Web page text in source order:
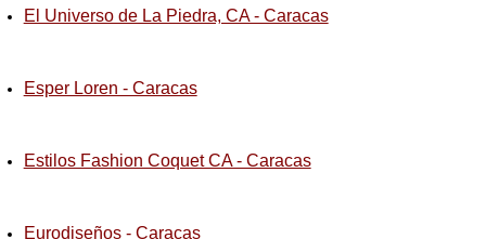
El Universo de La Piedra, CA - Caracas
Esper Loren - Caracas
Estilos Fashion Coquet CA - Caracas
Eurodiseños - Caracas